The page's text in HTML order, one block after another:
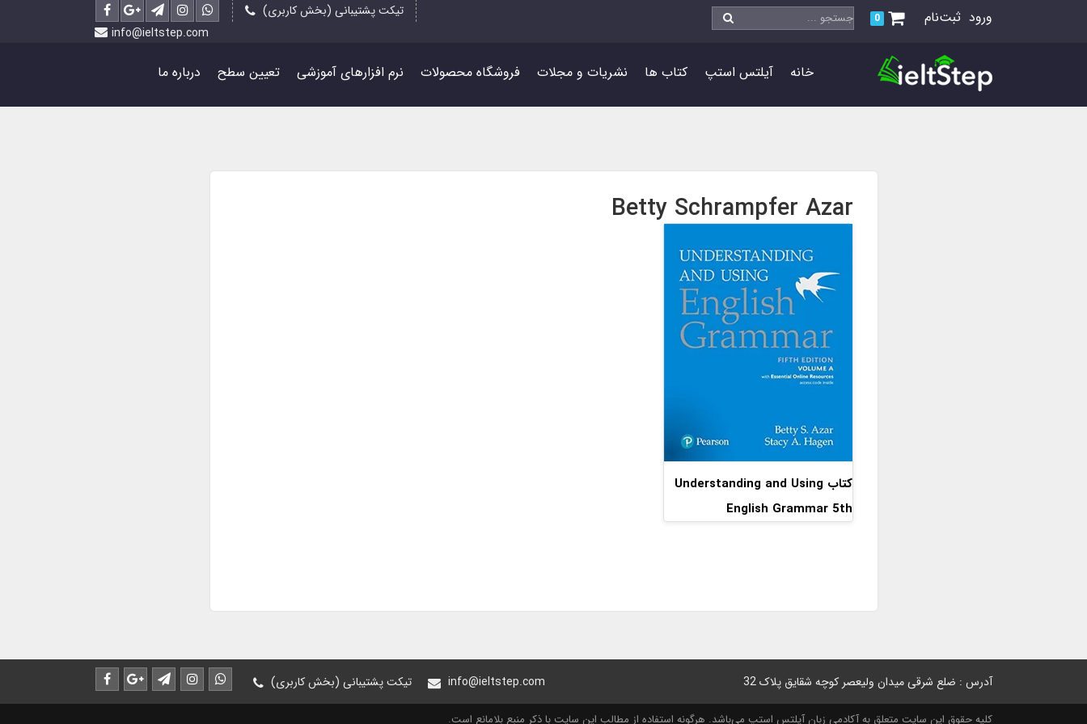
ورود ثبت‌نام 0
تیکت پشتیبانی (بخش کاربری)
info@ieltstep.com
خانه آیلتس استپ کتاب ها نشریات و مجلات فروشگاه محصولات نرم افزارهای آموزشی تعیین سطح درباره ما
Betty Schrampfer Azar
کتاب Understanding and Using
English Grammar 5th
آدرس : ضلع شرقی میدان ولیعصر کوچه شقایق پلاک 32 تیکت پشتیبانی (بخش کاربری) info@ieltstep.com
کلیه حقوق این سایت متعلق به آکادمی زبان آیلتس استپ می‌باشد. هرگونه استفاده از مطالب این سایت با ذکر منبع بلامانع است.